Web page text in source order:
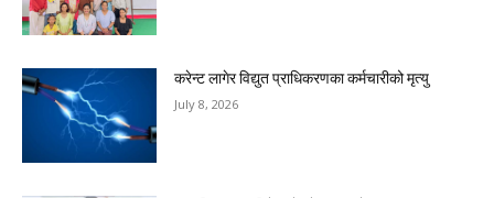
करेन्ट लागेर विद्युत प्राधिकरणका कर्मचारीको मृत्यु
July 8, 2026